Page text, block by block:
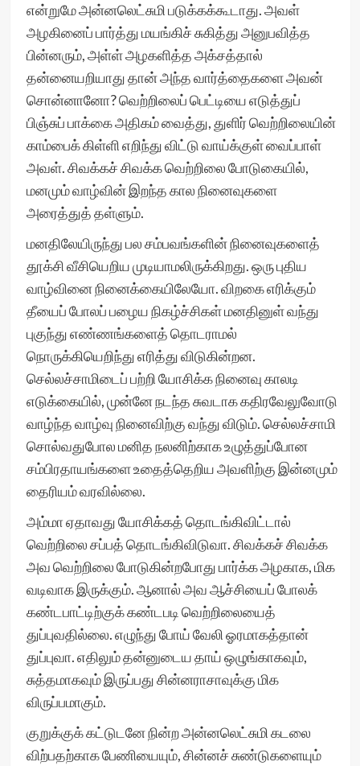
என்றுமே அன்னலெட்சுமி படுக்கக்கூடாது. அவள்
அழகினைப் பார்த்து மயங்கிச் சுகித்து அனுபவித்த
பின்னரும், அள்ள் அழகளித்த அக்சத்தால்
தன்னையறியாது தான் அந்த வார்த்தைகளை அவன்
சொன்னானோ? வெற்றிலைப் பெட்டியை எடுத்துப்
பிஞ்சுப் பாக்கை அதிகம் வைத்து, துளிர் வெற்றிலையின்
காம்பைக் கிள்ளி எறிந்து விட்டு வாய்க்குள் வைப்பாள்
அவள். சிவக்கச் சிவக்க வெற்றிலை போடுகையில்,
மனமும் வாழ்வின் இறந்த கால நினைவுகளை
அரைத்துத் தள்ளும்.
மனதிலேயிருந்து பல சம்பவங்களின் நினைவுகளைத்
தூக்சி வீசியெறிய முடியாமலிருக்கிறது. ஒரு புதிய
வாழ்வினை நினைக்கையிலேயோ. விறகை எரிக்கும்
தீயைப் போலப் பழைய நிகழ்ச்சிகள் மனதினுள் வந்து
புகுந்து எண்ணங்களைத் தொடராமல்
நொருக்கியெறிந்து எரித்து விடுகின்றன.
செல்லச்சாமிடைப் பற்றி யோசிக்க நினைவு காலடி
எடுக்கையில், முன்னே நடந்த சுவடாக கதிரவேலுவோடு
வாழ்ந்த வாழ்வு நினைவிற்கு வந்து விடும். செல்லச்சாமி
சொல்வதுபோல மனித நலனிற்காக உழுத்துப்போன
சம்பிரதாயங்களை உதைத்தெறிய அவளிற்கு இன்னமும்
தைரியம் வரவில்லை.
அம்மா ஏதாவது யோசிக்கத் தொடங்கிவிட்டால்
வெற்றிலை சப்பத் தொடங்கிவிடுவா. சிவக்கச் சிவக்க
அவ வெற்றிலை போடுகின்றபோது பார்க்க அழகாக, மிக
வடிவாக இருக்கும். ஆனால் அவ ஆச்சியைப் போலக்
கண்டபாட்டிற்குக் கண்டபடி வெற்றிலையைத்
துப்புவதில்லை. எழுந்து போய் வேலி ஓரமாகத்தான்
துப்புவா. எதிலும் தன்னுடைய தாய் ஒழுங்காகவும்,
சுத்தமாகவும் இருப்பது சின்னராசாவுக்கு மிக
விருப்பமாகும்.
குறுக்குக் கட்டுடனே நின்ற அன்னலெட்சுமி கடலை
விற்பதற்காக பேணியையும், சின்னச் சுண்டுகளையும்